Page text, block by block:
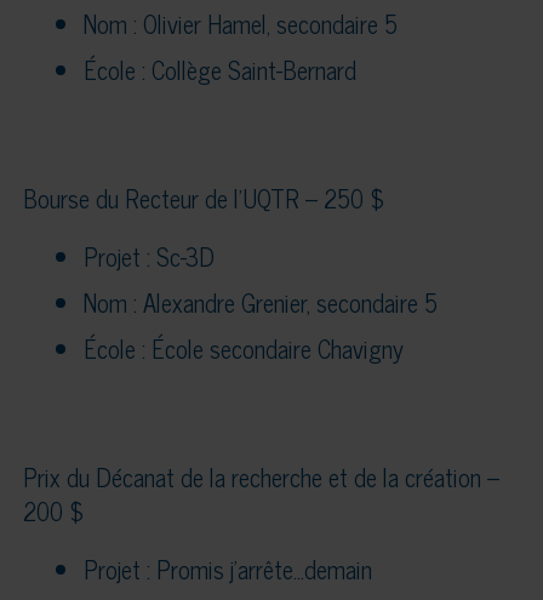
Nom : Olivier Hamel, secondaire 5
École : Collège Saint-Bernard
Bourse du Recteur de l’UQTR – 250 $
Projet : Sc-3D
Nom : Alexandre Grenier, secondaire 5
École : École secondaire Chavigny
Prix du Décanat de la recherche et de la création –
200 $
Projet : Promis j’arrête…demain